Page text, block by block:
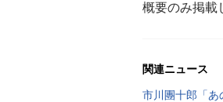
概要のみ掲載
関連ニュース
市川團十郎「あ